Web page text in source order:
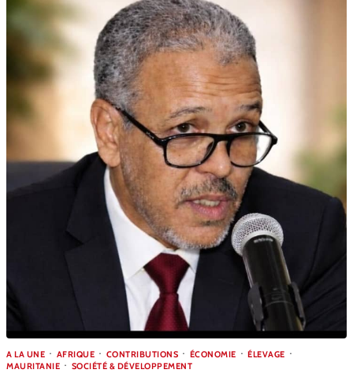
A LA UNE AFRIQUE CONTRIBUTIONS ÉCONOMIE
ÉLEVAGE
MAURITANIE
SOCIÉTÉ & DÉVELOPPEMENT